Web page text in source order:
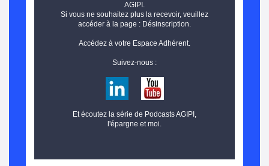
AGIPI.
Si vous ne souhaitez plus la recevoir, veuillez
accéder à la page : Désinscription.
Accédez à votre Espace Adhérent.
Suivez-nous :
Et écoutez la série de Podcasts AGIPI,
l'épargne et moi.